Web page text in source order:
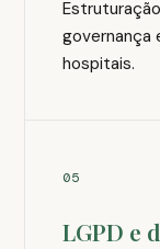
governança
hospitais.
05
LGPD e